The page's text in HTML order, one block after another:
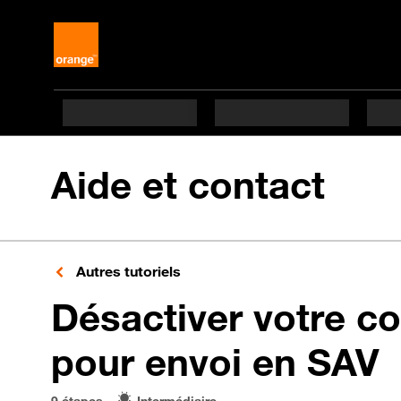
Aide et contact
Autres tutoriels
Désactiver votre
pour envoi en SAV